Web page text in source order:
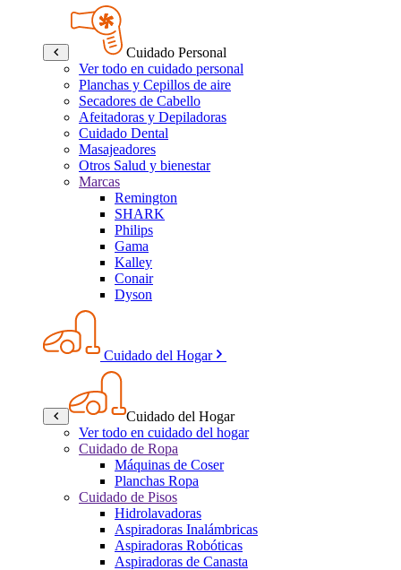
Cuidado Personal
Ver todo en cuidado personal
Planchas y Cepillos de aire
Secadores de Cabello
Afeitadoras y Depiladoras
Cuidado Dental
Masajeadores
Otros Salud y bienestar
Marcas
Remington
SHARK
Philips
Gama
Kalley
Conair
Dyson
Cuidado del Hogar
Cuidado del Hogar
Ver todo en cuidado del hogar
Cuidado de Ropa
Máquinas de Coser
Planchas Ropa
Cuidado de Pisos
Hidrolavadoras
Aspiradoras Inalámbricas
Aspiradoras Robóticas
Aspiradoras de Canasta